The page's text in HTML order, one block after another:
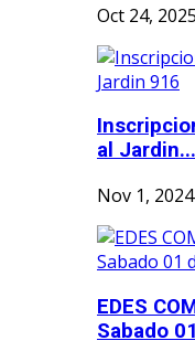
Oct 24, 2025
al Jardin...
Nov 1, 2024
EDES
Sabado